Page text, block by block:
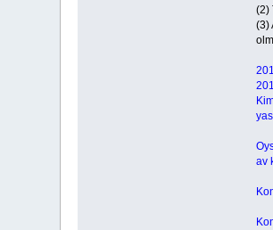
(2)
(3)
av